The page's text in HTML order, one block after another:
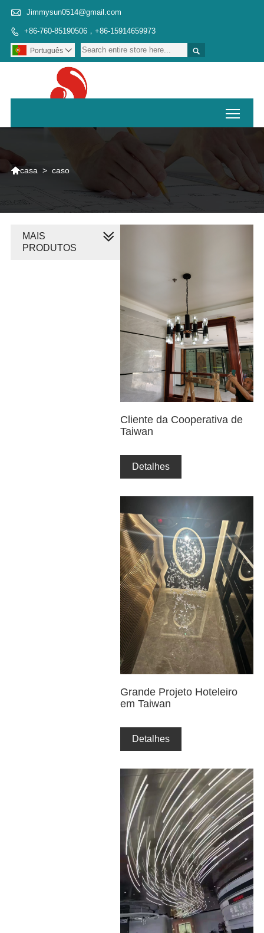
 Jimmysun0514@gmail.com
 +86-760-85190506，+86-15914659973

Português 
casa > caso
Cliente da Cooperativa de
Taiwan
Detalhes
Grande Projeto Hoteleiro
em Taiwan
Detalhes
MAIS
PRODUTOS